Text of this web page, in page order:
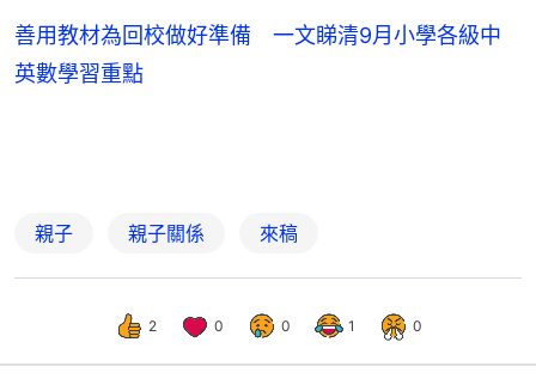
善用教材為回校做好準備 一文睇清9月小學各級中
英數學習重點
親子 親子關係 來稿
2 0 0 1 0